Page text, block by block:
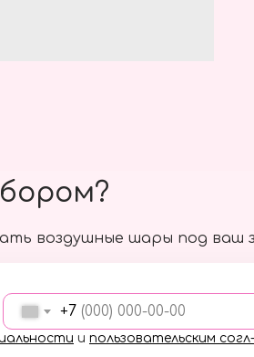
воздушные шары под ваш
+7
и пользовательским